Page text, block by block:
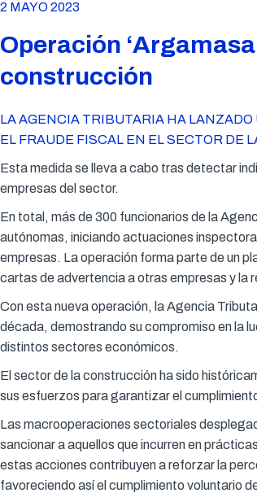
2 MAYO 2023
Operación
construcción
LA AGENCIA TRIBUTARIA HA LANZADO
EL FRAUDE FISCAL EN EL SECTOR DE
Esta medida se lleva a cabo tras detectar
empresas del sector.
En total, más de 300 funcionarios de la
autónomas, iniciando actuaciones
empresas. La operación forma parte de un
cartas de advertencia a otras empresas y la
Con esta nueva operación, la Agencia
década, demostrando su compromiso en la
distintos sectores económicos.
El sector de la construcción ha sido
sus esfuerzos para garantizar el
Las macrooperaciones sectoriales
sancionar a aquellos que incurren en
estas acciones contribuyen a reforzar la
favoreciendo así el cumplimiento voluntario